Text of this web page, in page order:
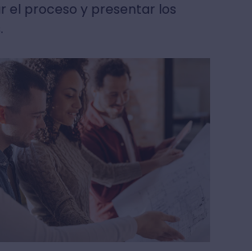
el proceso y presentar los